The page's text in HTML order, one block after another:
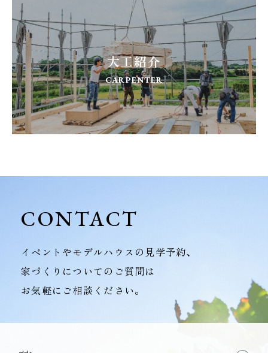
大工紹介
CARPENTER
CONTACT
イベントやモデルハウスの見学予約、
家づくりについてのご質問は
お気軽にご相談ください。